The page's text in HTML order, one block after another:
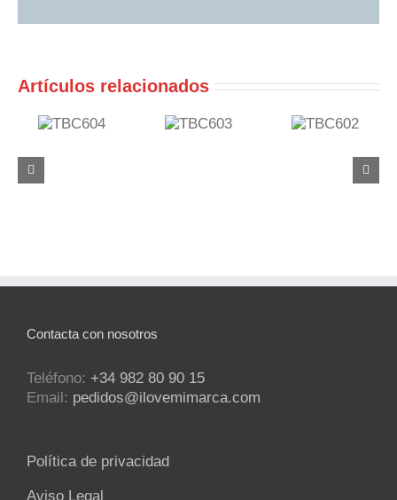
Artículos relacionados
TBC637
Contacta con nosotros
Teléfono: +34 982 80 90 15
Email: pedidos@ilovemimarca.com
Política de privacidad
Aviso Legal